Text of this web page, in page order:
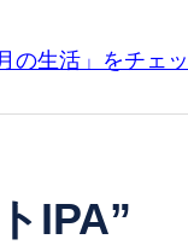
の生活」をチェ
IPA”